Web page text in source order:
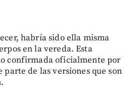
habría sido ella misma
en la vereda. Esta
confirmada oficialmente por
parte de las versiones que son